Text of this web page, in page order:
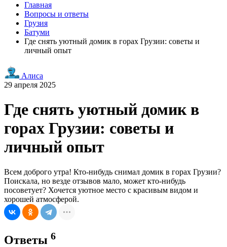
Главная
Вопросы и ответы
Грузия
Батуми
Где снять уютный домик в горах Грузии: советы и
личный опыт
Алиса
29 апреля 2025
Где снять уютный домик в
горах Грузии: советы и
личный опыт
Всем доброго утра! Кто-нибудь снимал домик в горах Грузии?
Поискала, но везде отзывов мало, может кто-нибудь
посоветует? Хочется уютное место с красивым видом и
хорошей атмосферой.
Ответы 6